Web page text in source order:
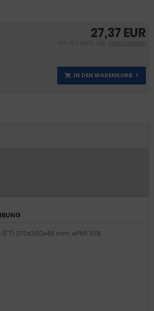
27,37 EUR
inkl. 19 % MwSt. zzgl. Versandkosten
IN DEN WARENKORB
370x360x46 mm, ePM1 55%